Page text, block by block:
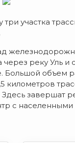
участка
реку Уль
Большой объем
километров
завершат
с